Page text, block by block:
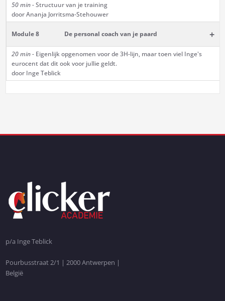
50 min -Structuur van je training
door Ananja Jorritsma-Stehouwer
Module 8 De personal coach van je paard +
20 min -Eigenlijk opgenomen voor de 3H-lijn, maar toen viel Inge's
eurocent dat dit ook voor jullie geldt.
door Inge Teblick
p/a Inge Teblick
Pourbusstraat 2/1 | 2000 Antwerpen |
België